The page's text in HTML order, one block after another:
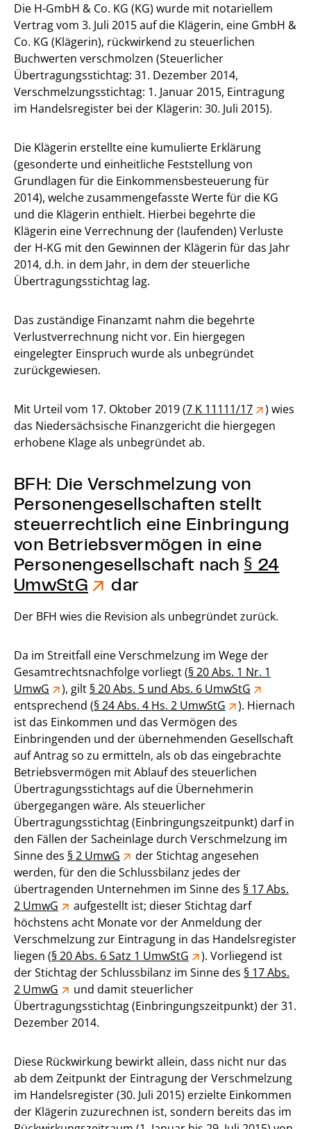
Die H-GmbH & Co. KG (KG) wurde mit notariellem
Vertrag vom 3. Juli 2015 auf die Klägerin, eine GmbH &
Co. KG (Klägerin), rückwirkend zu steuerlichen
Buchwerten verschmolzen (Steuerlicher
Übertragungsstichtag: 31. Dezember 2014,
Verschmelzungsstichtag: 1. Januar 2015, Eintragung
im Handelsregister bei der Klägerin: 30. Juli 2015).
Die Klägerin erstellte eine kumulierte Erklärung
(gesonderte und einheitliche Feststellung von
Grundlagen für die Einkommensbesteuerung für
2014), welche zusammengefasste Werte für die KG
und die Klägerin enthielt. Hierbei begehrte die
Klägerin eine Verrechnung der (laufenden) Verluste
der H-KG mit den Gewinnen der Klägerin für das Jahr
2014, d.h. in dem Jahr, in dem der steuerliche
Übertragungsstichtag lag.
Das zuständige Finanzamt nahm die begehrte
Verlustverrechnung nicht vor. Ein hiergegen
eingelegter Einspruch wurde als unbegründet
zurückgewiesen.
Mit Urteil vom 17. Oktober 2019 (7 K 11111/17
) wies
das Niedersächsische Finanzgericht die hiergegen
erhobene Klage als unbegründet ab.
BFH: Die Verschmelzung von
Personengesellschaften stellt
steuerrechtlich eine Einbringung
von Betriebsvermögen in eine
Personengesellschaft nach § 24
UmwStG
dar
Der BFH wies die Revision als unbegründet zurück.
Da im Streitfall eine Verschmelzung im Wege der
Gesamtrechtsnachfolge vorliegt (§ 20 Abs. 1 Nr. 1
UmwG
), gilt § 20 Abs. 5 und Abs. 6 UmwStG
entsprechend (§ 24 Abs. 4 Hs. 2 UmwStG
). Hiernach
ist das Einkommen und das Vermögen des
Einbringenden und der übernehmenden Gesellschaft
auf Antrag so zu ermitteln, als ob das eingebrachte
Betriebsvermögen mit Ablauf des steuerlichen
Übertragungsstichtags auf die Übernehmerin
übergegangen wäre. Als steuerlicher
Übertragungsstichtag (Einbringungszeitpunkt) darf in
den Fällen der Sacheinlage durch Verschmelzung im
Sinne des § 2 UmwG
der Stichtag angesehen
werden, für den die Schlussbilanz jedes der
übertragenden Unternehmen im Sinne des § 17 Abs.
2 UmwG
aufgestellt ist; dieser Stichtag darf
höchstens acht Monate vor der Anmeldung der
Verschmelzung zur Eintragung in das Handelsregister
liegen (§ 20 Abs. 6 Satz 1 UmwStG
). Vorliegend ist
der Stichtag der Schlussbilanz im Sinne des § 17 Abs.
2 UmwG
und damit steuerlicher
Übertragungsstichtag (Einbringungszeitpunkt) der 31.
Dezember 2014.
Diese Rückwirkung bewirkt allein, dass nicht nur das
ab dem Zeitpunkt der Eintragung der Verschmelzung
im Handelsregister (30. Juli 2015) erzielte Einkommen
der Klägerin zuzurechnen ist, sondern bereits das im